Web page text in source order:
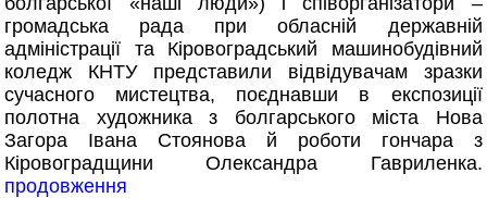
громадська рада при обласній державній
адміністрації та Кіровоградський машинобудівний
коледж КНТУ представили відвідувачам зразки
сучасного мистецтва, поєднавши в експозиції
полотна художника з болгарського міста Нова
Загора Івана Стоянова й роботи гончара з
Кіровоградщини Олександра Гавриленка.
продовження